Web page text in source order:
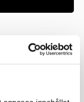
80x80 mm